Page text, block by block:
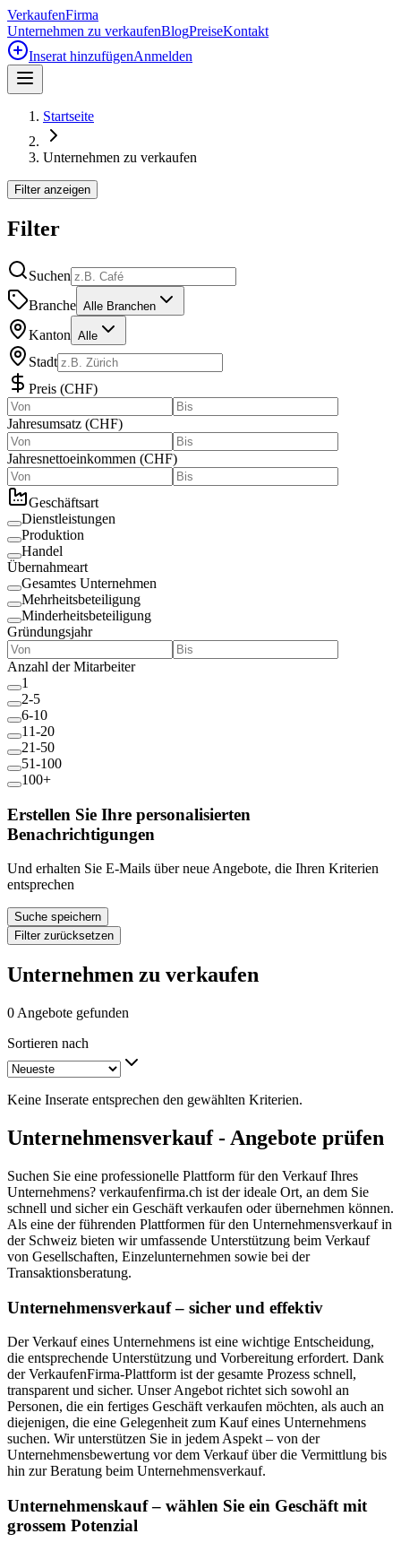
VerkaufenFirma
Unternehmen zu verkaufenBlogPreiseKontakt
Inserat hinzufügenAnmelden
Startseite
Unternehmen zu verkaufen
Filter anzeigen
Filter
Suchen
Branche Alle Branchen
Kanton Alle
Stadt
Preis (CHF)
Jahresumsatz (CHF)
Jahresnettoeinkommen (CHF)
Geschäftsart
Dienstleistungen
Produktion
Handel
Übernahmeart
Gesamtes Unternehmen
Mehrheitsbeteiligung
Minderheitsbeteiligung
Gründungsjahr
Anzahl der Mitarbeiter
1
2-5
6-10
11-20
21-50
51-100
100+
Erstellen Sie Ihre personalisierten
Benachrichtigungen
Und erhalten Sie E-Mails über neue Angebote, die Ihren Kriterien
entsprechen
Suche speichern
Filter zurücksetzen
Unternehmen zu verkaufen
0 Angebote gefunden
Sortieren nach
Keine Inserate entsprechen den gewählten Kriterien.
Unternehmensverkauf - Angebote prüfen
Suchen Sie eine professionelle Plattform für den Verkauf Ihres
Unternehmens? verkaufenfirma.ch ist der ideale Ort, an dem Sie
schnell und sicher ein Geschäft verkaufen oder übernehmen können.
Als eine der führenden Plattformen für den Unternehmensverkauf in
der Schweiz bieten wir umfassende Unterstützung beim Verkauf
von Gesellschaften, Einzelunternehmen sowie bei der
Transaktionsberatung.
Unternehmensverkauf – sicher und effektiv
Der Verkauf eines Unternehmens ist eine wichtige Entscheidung,
die entsprechende Unterstützung und Vorbereitung erfordert. Dank
der VerkaufenFirma-Plattform ist der gesamte Prozess schnell,
transparent und sicher. Unser Angebot richtet sich sowohl an
Personen, die ein fertiges Geschäft verkaufen möchten, als auch an
diejenigen, die eine Gelegenheit zum Kauf eines Unternehmens
suchen. Wir unterstützen Sie in jedem Aspekt – von der
Unternehmensbewertung vor dem Verkauf über die Vermittlung bis
hin zur Beratung beim Unternehmensverkauf.
Unternehmenskauf – wählen Sie ein Geschäft mit
grossem Potenzial